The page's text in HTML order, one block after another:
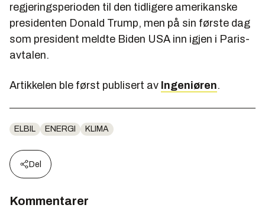
regjeringsperioden til den tidligere amerikanske
presidenten Donald Trump, men på sin første dag
som president meldte Biden USA inn igjen i Paris-
avtalen.
Artikkelen ble først publisert av Ingeniøren.
ELBIL ENERGI KLIMA
Del
Kommentarer